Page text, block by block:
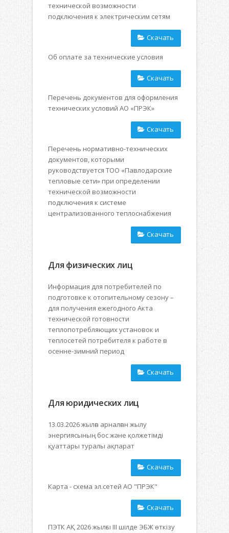
технической возможности
подключения к электрическим сетям
Скачать
Об оплате за технические условия
Скачать
Перечень документов для оформления
технических условий АО «ПРЭК»
Скачать
Перечень нормативно-технических
документов, которыми
руководствуется ТОО «Павлодарские
тепловые сети» при определении
технической возможности
подключения к системе
централизованного теплоснабжения
Скачать
Для физических лиц
Информация для потребителей по
подготовке к отопительному сезону –
для получения ежегодного Акта
технической готовности
теплопотребляющих установок и
теплосетей потребителя к работе в
осенне-зимний период
Скачать
Для юридических лиц
13.03.2026 жылға арналған жылу
энергиясының бос және қолжетімді
қуаттары туралы ақпарат
Скачать
Карта - схема эл.сетей АО "ПРЭК"
Скачать
ПЭТК АҚ 2026 жылғы III шiлде ЭБЖ өткізу